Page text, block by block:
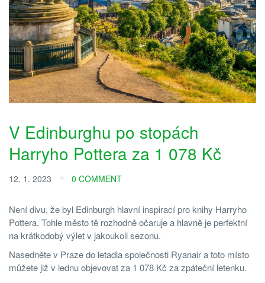
V Edinburghu po stopách
Harryho Pottera za 1 078 Kč
12. 1. 2023 0 COMMENT
Není divu, že byl Edinburgh hlavní inspirací pro knihy Harryho
Pottera. Tohle město tě rozhodně očaruje a hlavně je perfektní
na krátkodobý výlet v jakoukoli sezonu.
Nasedněte v Praze do letadla společnosti Ryanair a toto místo
můžete již v lednu objevovat za 1 078 Kč za zpáteční letenku.